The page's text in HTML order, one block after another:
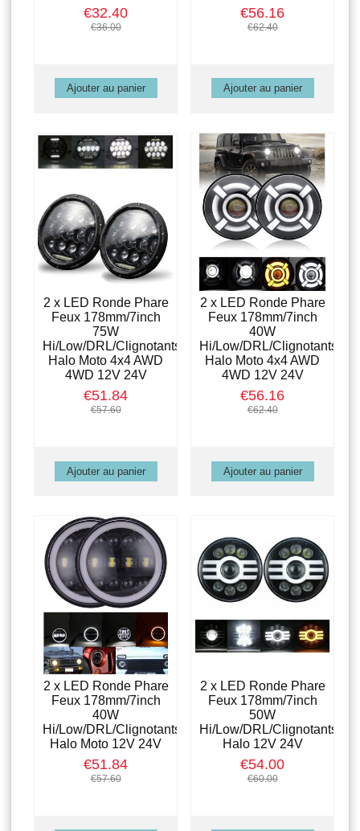
€32.40
€36.00
€56.16
€62.40
2 x LED Ronde Phare
Feux 178mm/7inch
75W
Hi/Low/DRL/Clignotants
Halo Moto 4x4 AWD
4WD 12V 24V
€51.84
€57.60
2 x LED Ronde Phare
Feux 178mm/7inch
40W
Hi/Low/DRL/Clignotants
Halo Moto 4x4 AWD
4WD 12V 24V
€56.16
€62.40
2 x LED Ronde Phare
Feux 178mm/7inch
40W
Hi/Low/DRL/Clignotants
Halo Moto 12V 24V
€51.84
€57.60
2 x LED Ronde Phare
Feux 178mm/7inch
50W
Hi/Low/DRL/Clignotants
Halo 12V 24V
€54.00
€60.00